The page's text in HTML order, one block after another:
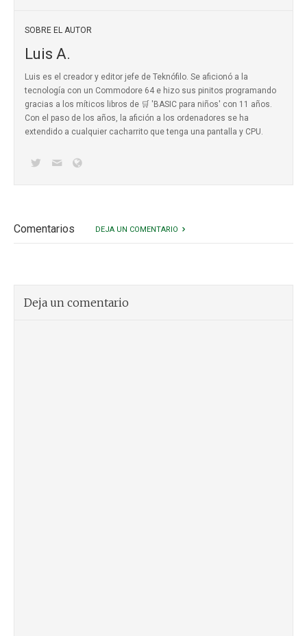
SOBRE EL AUTOR
Luis A.
Luis es el creador y editor jefe de Teknófilo. Se aficionó a la
tecnología con un Commodore 64 e hizo sus pinitos programando
gracias a los míticos libros de 🛒 'BASIC para niños' con 11 años.
Con el paso de los años, la afición a los ordenadores se ha
extendido a cualquier cacharrito que tenga una pantalla y CPU.
Comentarios DEJA UN COMENTARIO
Deja un comentario